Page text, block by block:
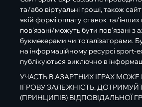
та/або віртуальні гроші, також
якій формі оплату ставок та/інших
пов’язані/можуть бути пов’язані з
букмекерами чи тоталізаторами.
на інформаційному ресурсі sport-
публікуються виключно в
УЧАСТЬ В АЗАРТНИХ ІГРАХ
ІГРОВУ ЗАЛЕЖНІСТЬ.
(ПРИНЦИПІВ) ВІДПОВІДАЛЬНОЇ